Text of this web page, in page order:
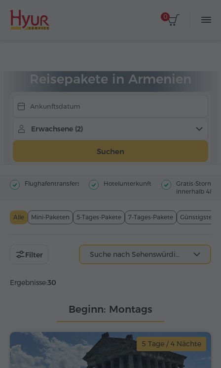
0
Reisepakete in Armenien
Erwachsene (2)
Suchen
Flughafentransfers Hotelunterkunft
Gratis-Storno
innerhalb 48
Alle Mini-Paketen 5-Tages-Pakete 7-Tages-Pakete Günstigste
Ergebnisse:30
Filter
Beginn: Montags
5 Tage / 4 Nächte